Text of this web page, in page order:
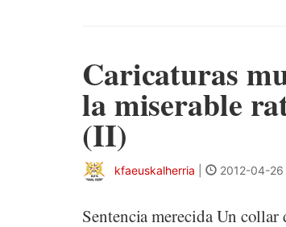
Caricaturas
la miserable
(II)
kfaeuskalherria 2012-04-26
Sentencia merecida Un